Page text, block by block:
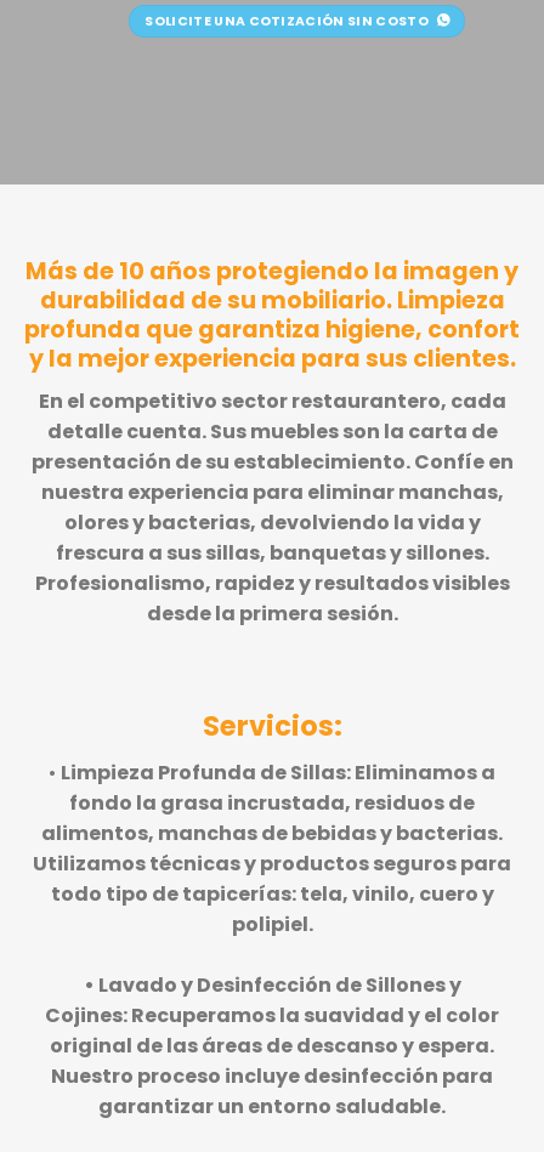
SOLICITE UNA COTIZACIÓN SIN COSTO
Más de 10 años protegiendo la imagen y
durabilidad de su mobiliario. Limpieza
profunda que garantiza higiene, confort
y la mejor experiencia para sus clientes.
En el competitivo sector restaurantero, cada
detalle cuenta. Sus muebles son la carta de
presentación de su establecimiento. Confíe en
nuestra experiencia para eliminar manchas,
olores y bacterias, devolviendo la vida y
frescura a sus sillas, banquetas y sillones.
Profesionalismo, rapidez y resultados visibles
desde la primera sesión.
Servicios:
• Limpieza Profunda de Sillas:Eliminamos a
fondo la grasa incrustada, residuos de
alimentos, manchas de bebidas y bacterias.
Utilizamos técnicas y productos seguros para
todo tipo de tapicerías: tela, vinilo, cuero y
polipiel.
• Lavado y Desinfección de Sillones y
Cojines:Recuperamos la suavidad y el color
original de las áreas de descanso y espera.
Nuestro proceso incluye desinfección para
garantizar un entorno saludable.